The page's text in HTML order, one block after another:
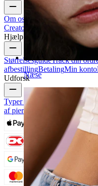
Næse
Om os
Creators
Bodymod-
Hjælp & info
StørrelsesguideTrack din
afbestillingBetalingMin konto
Udforsk
Typer af piercinger
af piercinger